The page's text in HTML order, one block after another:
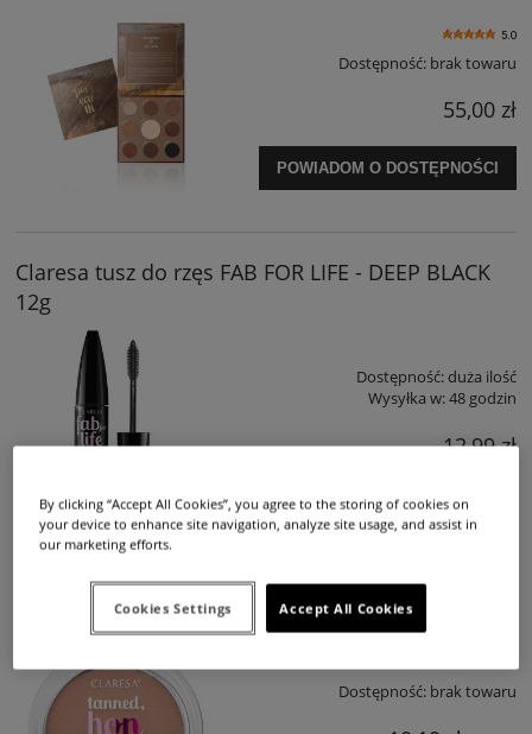
5.0
Dostępność: brak towaru
55,00 zł
POWIADOM O DOSTĘPNOŚCI
Claresa tusz do rzęs FAB FOR LIFE - DEEP BLACK
12g
Dostępność:duża ilość
Wysyłka w:48 godzin
12,99 zł
DO KOSZYKA
Claresa Bronzer TANNED, HONEY! 13 SHIMMERY
Dostępność: brak towaru
By clicking “Accept All Cookies”, you agree to the storing of cookies on
your device to enhance site navigation, analyze site usage, and assist in
our marketing efforts.
Accept All Cookies
Cookies Settings